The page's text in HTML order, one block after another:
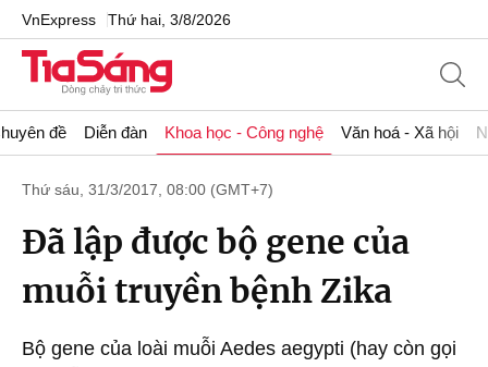
VnExpress Thứ hai, 3/8/2026
đề Diễn đàn Khoa học - Công nghệ Văn hoá - Xã hội
Thứ sáu, 31/3/2017, 08:00 (GMT+7)
Đã lập được bộ gene của
muỗi truyền bệnh Zika
Bộ gene của loài muỗi Aedes aegypti (hay còn gọi